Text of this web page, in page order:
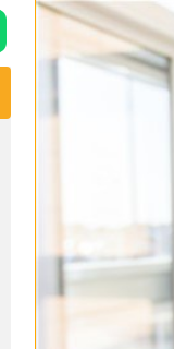
הנהדר הזה !
שונים. בחרתי
התוצאות מעולות.